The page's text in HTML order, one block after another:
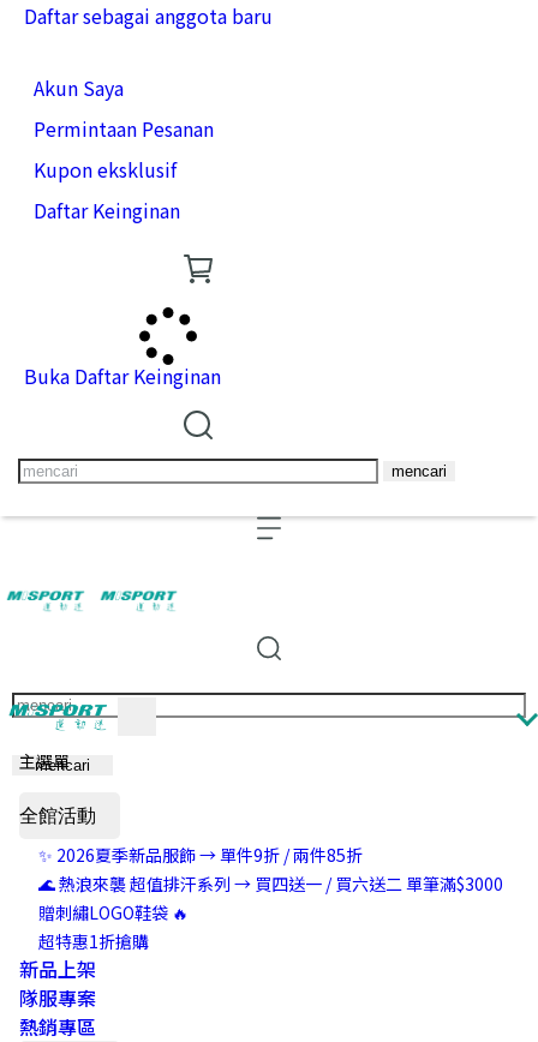
Daftar sebagai anggota baru
Akun Saya
Permintaan Pesanan
Kupon eksklusif
Daftar Keinginan
Buka Daftar Keinginan
mencari
mencari
主選單
全館活動
✨ 2026夏季新品服飾 → 單件9折 / 兩件85折
🌊 熱浪來襲 超值排汗系列 → 買四送一 / 買六送二 單筆滿$3000
贈刺繡LOGO鞋袋 🔥
超特惠1折搶購
新品上架
隊服專案
熱銷專區